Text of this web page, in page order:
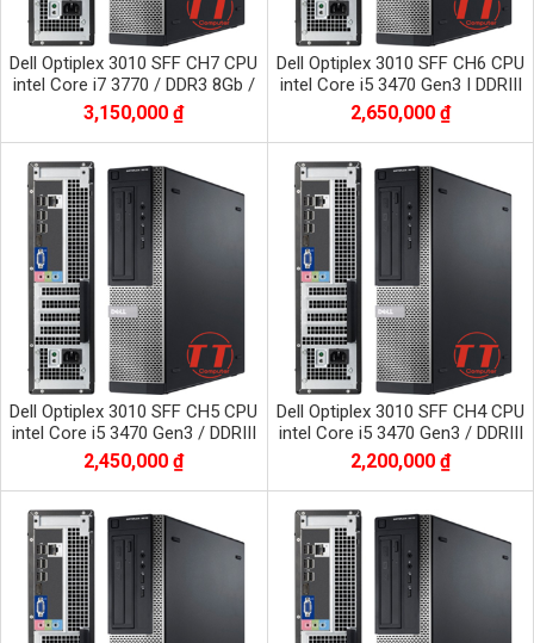
Dell Optiplex 3010 SFF CH7 CPU
intel Core i7 3770 / DDR3 8Gb /
SSD 256 Gb
3,150,000 ₫
Dell Optiplex 3010 SFF CH6 CPU
intel Core i5 3470 Gen3 I DDRIII
8Gb I SSD 256Gb I HDMI I DVD I
2,650,000 ₫
Dell Optiplex 3010 SFF CH5 CPU
intel Core i5 3470 Gen3 / DDRIII
8Gb / SSD 120Gb / HDMI
2,450,000 ₫
Dell Optiplex 3010 SFF CH4 CPU
intel Core i5 3470 Gen3 / DDRIII
4Gb / HDD 500Gb / HDMI
2,200,000 ₫